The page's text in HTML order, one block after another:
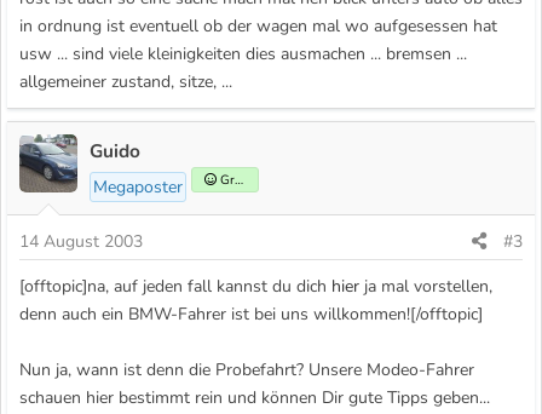
in ordnung ist eventuell ob der wagen mal wo aufgesessen hat
usw ... sind viele kleinigkeiten dies ausmachen ... bremsen ...
allgemeiner zustand, sitze, ...
Guido
Megaposter Gründer
14 August 2003
#3
[offtopic]na, auf jeden fall kannst du dich hier ja mal vorstellen,
denn auch ein BMW-Fahrer ist bei uns willkommen![/offtopic]
Nun ja, wann ist denn die Probefahrt? Unsere Modeo-Fahrer
schauen hier bestimmt rein und können Dir gute Tipps geben...